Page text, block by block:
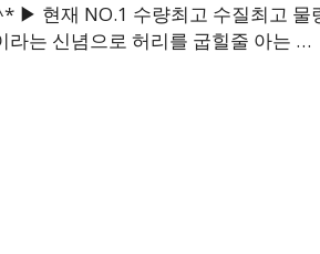
▶ 현재 NO.1 수량최고 수질최고 물
는 신념으로 허리를 굽힐줄 아는 …